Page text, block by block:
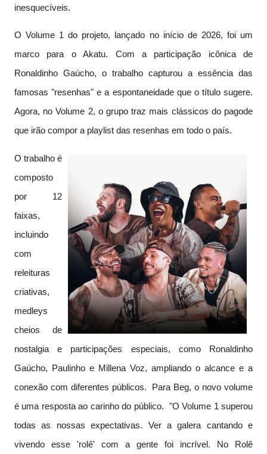
inesquecíveis.
O Volume 1 do projeto, lançado no início de 2026, foi um
marco para o Akatu. Com a participação icônica de
Ronaldinho Gaúcho, o trabalho capturou a essência das
famosas "resenhas" e a espontaneidade que o título sugere.
Agora, no Volume 2, o grupo traz mais clássicos do pagode
que irão compor a playlist das resenhas em todo o país.
O trabalho é
composto
por 12
faixas,
incluindo
com
releituras
criativas,
medleys
cheios de
nostalgia e participações especiais, como Ronaldinho
Gaúcho, Paulinho e Millena Voz, ampliando o alcance e a
conexão com diferentes públicos. Para Beg, o novo volume
é uma resposta ao carinho do público. "O Volume 1 superou
todas as nossas expectativas. Ver a galera cantando e
vivendo esse 'rolê' com a gente foi incrível. No Rolê